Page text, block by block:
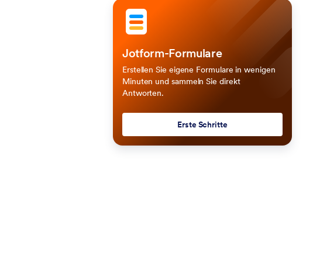
Jotform-Formulare
Erstellen Sie eigene Formulare in wenigen
Minuten und sammeln Sie direkt
Antworten.
Erste Schritte